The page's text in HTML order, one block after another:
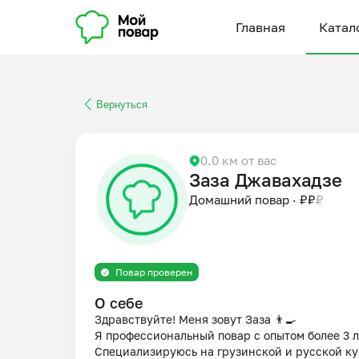
Главная
Вернуться
0.0 км от вас
Заза Джавахадзе
Домашний повар · ₽₽₽
Повар проверен
О себе
Здравствуйте! Меня зовут Заза 👨‍🍳
Я профессиональный повар с опытом более 3
Специализируюсь на грузинской и русской